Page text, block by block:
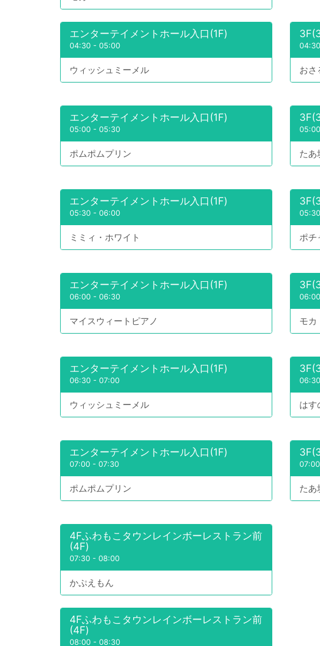
エンターテイメントホール入口(1F)
04:30 - 05:00
ウィッシュミーメル
04:30
おさ
エンターテイメントホール入口(1F)
05:00 - 05:30
ポムポムプリン
05:00
たあ
エンターテイメントホール入口(1F)
05:30 - 06:00
ミミィ・ホワイト
05:30
ポチ
エンターテイメントホール入口(1F)
06:00 - 06:30
マイスウィートピアノ
06:00
モカ
エンターテイメントホール入口(1F)
06:30 - 07:00
ウィッシュミーメル
06:30
はす
エンターテイメントホール入口(1F)
07:00 - 07:30
ポムポムプリン
07:00
たあ
4Fふわもこタウンレインボーレストラン前
(4F)
07:30 - 08:00
かぷえもん
4Fふわもこタウンレインボーレストラン前
(4F)
08:00 - 08:30